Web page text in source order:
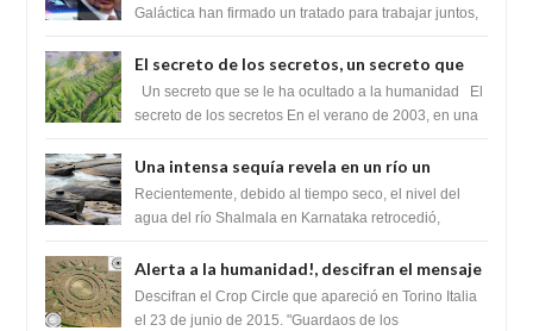
tratado para acabar con los Sionistas?
Galáctica han firmado un tratado para trabajar juntos,
El secreto de los secretos, un secreto que
cambiaría por completo el destino de la
humanidad
Un secreto que se le ha ocultado a la humanidad El
secreto de los secretos En el verano de 2003, en una
Una intensa sequía revela en un río un
impresionante hallazgo de miles de Shiva
Lingas
Recientemente, debido al tiempo seco, el nivel del
agua del río Shalmala en Karnataka retrocedió,
Alerta a la humanidad!, descifran el mensaje
del Crop Circle de Torino ,Italia
Descifran el Crop Circle que apareció en Torino Italia
el 23 de junio de 2015. "Guardaos de los